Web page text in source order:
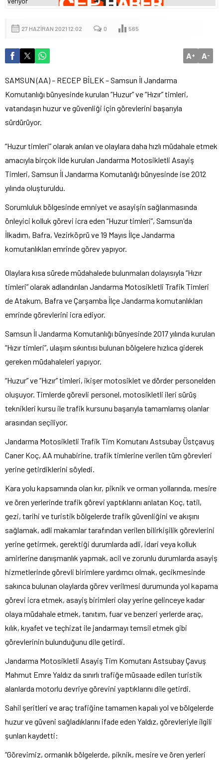
27 HAZIRAN 2021 12:02 0 565
A+ A-
SAMSUN (AA) – RECEP BİLEK – Samsun İl Jandarma
Komutanlığı bünyesinde kurulan “Huzur” ve “Hızır” timleri,
vatandaşın huzur ve güvenliği için görevlerini başarıyla
sürdürüyor.
“Huzur timleri” olarak anılan ve olaylara daha hızlı müdahale etmek
amacıyla birçok ilde kurulan Jandarma Motosikletli Asayiş
Timleri, Samsun İl Jandarma Komutanlığı bünyesinde ise 2012
yılında oluşturuldu.
Sorumluluk bölgesinde emniyet ve asayişin sağlanmasında
önleyici kolluk görevi icra eden “Huzur timleri”, Samsun'da
İlkadım, Bafra, Vezirköprü ve 19 Mayıs İlçe Jandarma
komutanlıkları emrinde görev yapıyor.
Olaylara kısa sürede müdahalede bulunmaları dolayısıyla “Hızır
timleri” olarak adlandırılan Jandarma Motosikletli Trafik Timleri
de Atakum, Bafra ve Çarşamba İlçe Jandarma komutanlıkları
emrinde görevlerini icra ediyor.
Samsun İl Jandarma Komutanlığı bünyesinde 2017 yılında kurulan
“Hızır timleri”, ulaşım sıkıntısı bulunan bölgelere hızlıca giderek
gereken müdahaleleri yapıyor.
“Huzur” ve “Hızır” timleri, ikişer motosiklet ve dörder personelden
oluşuyor. Timlerde görevli personel, motosikletli ileri sürüş
teknikleri kursu ile trafik kursunu başarıyla tamamlamış olanlar
arasından seçiliyor.
Jandarma Motosikletli Trafik Tim Komutanı Astsubay Üstçavuş
Caner Koç, AA muhabirine, trafik timlerine verilen tüm görevleri
yerine getirdiklerini söyledi.
Kara yolu kapsamında olan kır, piknik ve orman yollarında, mesire
ve ören yerlerinde trafik görevi yaptıklarını anlatan Koç, tatil,
gezi, tarihi ve turistik bölgelerde trafik güvenliğini ve akışını
sağlamak, adli makamlar tarafından verilen bilirkişilik görevlerini
yerine getirmek, gerektiği durumlarda adli, idari veya kolluk
amirlerine danışmanlık yapmak, acil ve zorunlu durumlarda asayiş
hizmetlerinde görevli birimlere yardımcı olmak, gecikmesinde
sakınca bulunan olaylarda görev verilmesi durumunda yol kapama
görevi icra etmek, asayiş birimleri olay yerine gelinceye kadar
olaya müdahale etmek, tanıtım, fuar ve benzeri yerlerde araç,
kılık, kıyafet ve teçhizat ile jandarmayı temsil etmek gibi
görevlerinin bulunduğunu dile getirdi.
Jandarma Motosikletli Asayiş Tim Komutanı Astsubay Çavuş
Mahmut Emre Yaldız da sınırlı trafiğe müsaade edilen turistik
alanlarda motorlu devriye görevini yaptıklarını dile getirdi.
Sahil şeritleri ve araç trafiğine tamamen kapalı yol ve bölgelerde
huzur ve güveni sağladıklarını ifade eden Yaldız, görevleriyle ilgili
şunları kaydetti:
“Görevimiz, ormanlık bölgelerde, piknik, mesire ve ören yerleri